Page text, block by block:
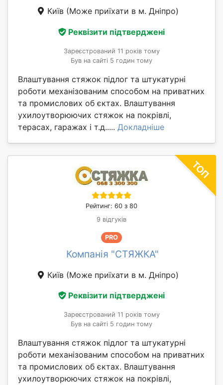
Київ (Може приїхати в м. Дніпро)
Реквізити підтверджені
Зареєстрований 11 років тому
Був на сайті 5 годин тому
Влаштування стяжок підлог та штукатурні
роботи механізованим способом на приватних
та промислових об єктах. Влаштування
ухилоутворюючих стяжок на покрівлі,
терасах, гаражах і т.д..... Докладніше
Рейтинг: 60 з 80
9 відгуків
PRO
Компанія "СТЯЖКА"
Київ (Може приїхати в м. Дніпро)
Реквізити підтверджені
Зареєстрований 11 років тому
Був на сайті 5 годин тому
Влаштування стяжок підлог та штукатурні
роботи механізованим способом на приватних
та промислових об єктах. Влаштування
ухилоутворюючих стяжок на покрівлі,